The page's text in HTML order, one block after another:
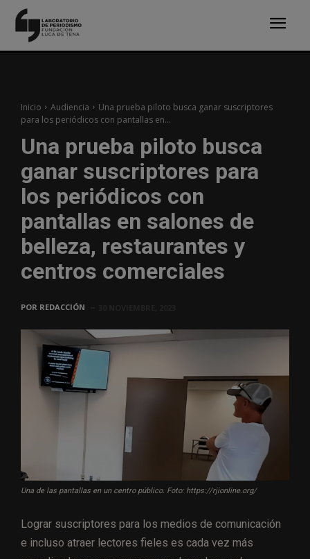
Inicio Audiencia
Una prueba piloto busca ganar suscriptores
para los periódicos con pantallas en...
Una prueba piloto busca
ganar suscriptores para
los periódicos con
pantallas en salones de
belleza, restaurantes y
centros comerciales
POR REDACCIÓN
Una de las pantallas en un centro público. Foto: https://rjionline.org/
Lograr suscriptores para los medios de comunicación
e incluso atraer lectores fieles es cada vez más